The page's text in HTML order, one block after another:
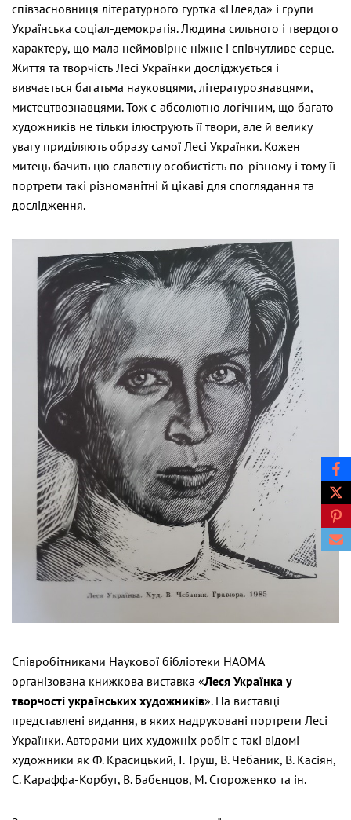
співзасновниця літературного гуртка «Плеяда» і групи
Українська соціал-демократія. Людина сильного і твердого
характеру, що мала неймовірне ніжне і співчутливе серце.
Життя та творчість Лесі Українки досліджується і
вивчається багатьма науковцями, літературознавцями,
мистецтвознавцями. Тож є абсолютно логічним, що багато
художників не тільки ілюструють її твори, але й велику
увагу приділяють образу самої Лесі Українки. Кожен
митець бачить цю славетну особистість по-різному і тому її
портрети такі різноманітні й цікаві для споглядання та
дослідження.
Співробітниками Наукової бібліотеки НАОМА
організована книжкова виставка «Леся Українка у
творчості українських художників». На виставці
представлені видання, в яких надруковані портрети Лесі
Українки. Авторами цих художніх робіт є такі відомі
художники як Ф. Красицький, І. Труш, В. Чебаник, В. Касіян,
С. Караффа-Корбут, В. Бабєнцов, М. Стороженко та ін.